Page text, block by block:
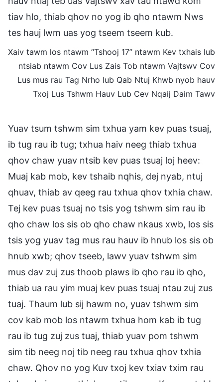
tiav hlo, thiab qhov no yog ib qho ntawm Nws
tes hauj lwm uas yog tseem tseem kub.
Xaiv tawm los ntawm “Tshooj 17” ntawm Kev txhais lub
ntsiab ntawm Cov Lus Zais Tob ntawm Vajtswv Cov
Lus mus rau Tag Nrho lub Qab Ntuj Khwb nyob hauv
Txoj Lus Tshwm Hauv Lub Cev Nqaij Daim Tawv
Yuav tsum tshwm sim txhua yam kev puas tsuaj,
ib tug rau ib tug; txhua haiv neeg thiab txhua
qhov chaw yuav ntsib kev puas tsuaj loj heev:
Muaj kab mob, kev tshaib nqhis, dej nyab, ntuj
qhuav, thiab av qeeg rau txhua qhov txhia chaw.
Tej kev puas tsuaj no tsis yog tshwm sim rau ib
qho chaw los sis ob qho chaw nkaus xwb, los sis
tsis yog yuav tag mus rau hauv ib hnub los sis ob
hnub xwb; qhov tseeb, lawv yuav tshwm sim
mus dav zuj zus thoob plaws ib qho rau ib qho,
thiab ua rau yim muaj kev puas tsuaj ntau zuj zus
tuaj. Thaum lub sij hawm no, yuav tshwm sim
cov kab mob los ntawm txhua hom kab ib tug
rau ib tug zuj zus tuaj, thiab yuav pom tshwm
sim tib neeg noj tib neeg rau txhua qhov txhia
chaw. Qhov no yog Kuv txoj kev txiav txim rau